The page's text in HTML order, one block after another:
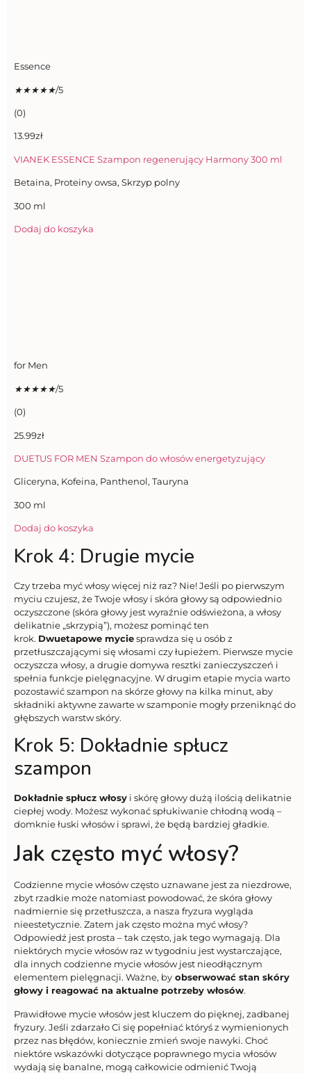
Essence
★★★★★/5
(0)
13.99zł
VIANEK ESSENCE Szampon regenerujący Harmony 300 ml
Betaina, Proteiny owsa, Skrzyp polny
300 ml
Dodaj do koszyka
for Men
★★★★★/5
(0)
25.99zł
DUETUS FOR MEN Szampon do włosów energetyzujący
Gliceryna, Kofeina, Panthenol, Tauryna
300 ml
Dodaj do koszyka
Krok 4: Drugie mycie
Czy trzeba myć włosy więcej niż raz? Nie! Jeśli po pierwszym
myciu czujesz, że Twoje włosy i skóra głowy są odpowiednio
oczyszczone (skóra głowy jest wyraźnie odświeżona, a włosy
delikatnie „skrzypią”), możesz pominąć ten
krok. Dwuetapowe myciesprawdza się u osób z
przetłuszczającymi się włosami czy łupieżem. Pierwsze mycie
oczyszcza włosy, a drugie domywa resztki zanieczyszczeń i
spełnia funkcje pielęgnacyjne. W drugim etapie mycia warto
pozostawić szampon na skórze głowy na kilka minut, aby
składniki aktywne zawarte w szamponie mogły przeniknąć do
głębszych warstw skóry.
Krok 5: Dokładnie spłucz
szampon
Dokładnie spłucz włosy i skórę głowy dużą ilością delikatnie
ciepłej wody. Możesz wykonać spłukiwanie chłodną wodą –
domknie łuski włosów i sprawi, że będą bardziej gładkie.
Jak często myć włosy?
Codzienne mycie włosów często uznawane jest za niezdrowe,
zbyt rzadkie może natomiast powodować, że skóra głowy
nadmiernie się przetłuszcza, a nasza fryzura wygląda
nieestetycznie. Zatem jak często można myć włosy?
Odpowiedź jest prosta – tak często, jak tego wymagają. Dla
niektórych mycie włosów raz w tygodniu jest wystarczające,
dla innych codzienne mycie włosów jest nieodłącznym
elementem pielęgnacji. Ważne, by obserwować stan skóry
głowy i reagować na aktualne potrzeby włosów.
Prawidłowe mycie włosów jest kluczem do pięknej, zadbanej
fryzury. Jeśli zdarzało Ci się popełniać któryś z wymienionych
przez nas błędów, koniecznie zmień swoje nawyki. Choć
niektóre wskazówki dotyczące poprawnego mycia włosów
wydają się banalne, mogą całkowicie odmienić Twoją